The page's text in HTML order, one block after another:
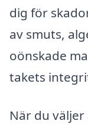
dig för
av smuts,
oönskade
takets
När du